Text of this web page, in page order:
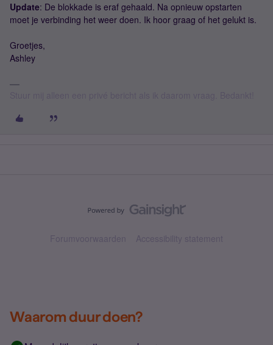
Update: De blokkade is eraf gehaald. Na opnieuw opstarten
moet je verbinding het weer doen. Ik hoor graag of het gelukt is.
Groetjes,
Ashley
Forumvoorwaarden Accessibility statement
Waarom duur doen?